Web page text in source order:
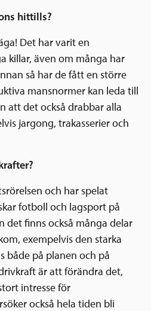
hittills?
Det har varit en
killar, även om många har
så har de fått en större
mansnormer kan leda till
att det också drabbar alla
jargong, trakasserier och
och har spelat
fotboll och lagsport på
det finns också många delar
exempelvis den starka
både på planen och på
är att förändra det,
intresse för
också hela tiden bli